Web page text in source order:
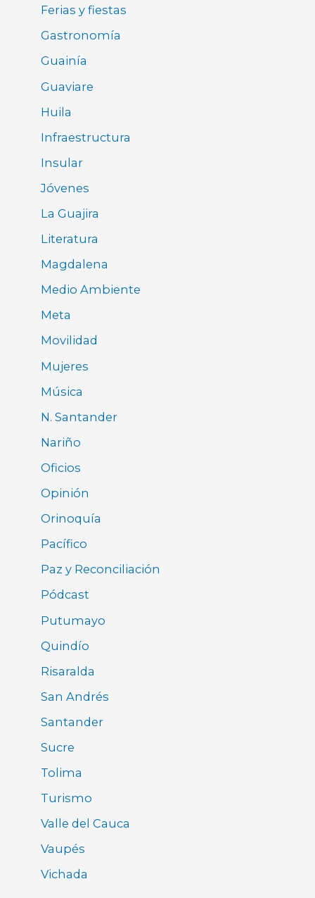
Ferias y fiestas
Gastronomía
Guainía
Guaviare
Huila
Infraestructura
Insular
Jóvenes
La Guajira
Literatura
Magdalena
Medio Ambiente
Meta
Movilidad
Mujeres
Música
N. Santander
Nariño
Oficios
Opinión
Orinoquía
Pacífico
Paz y Reconciliación
Pódcast
Putumayo
Quindío
Risaralda
San Andrés
Santander
Sucre
Tolima
Turismo
Valle del Cauca
Vaupés
Vichada